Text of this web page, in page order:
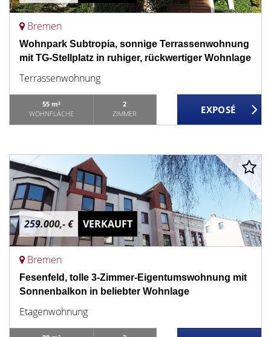
Bremen
Wohnpark Subtropia, sonnige Terrassenwohnung
mit TG-Stellplatz in ruhiger, rückwertiger Wohnlage
Terrassenwohnung
55 m²
WOHNFLÄCHE
2
ZIMMER
259.000,- € VERKAUFT
Bremen
Fesenfeld, tolle 3-Zimmer-Eigentumswohnung mit
Sonnenbalkon in beliebter Wohnlage
Etagenwohnung